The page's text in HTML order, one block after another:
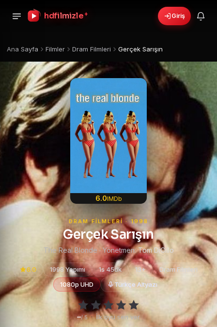
hdfilmizle + Giriş
Ana Sayfa Filmler Dram Filmleri Gerçek Sarışın
6.0IMDb
DRAM FILMLERI · 1998
Gerçek Sarışın
The Real Blonde · Yönetmen:Tom DiCillo
6.0 1998 Yapımı 1s 45dk 13+
Dram Filmleri
1080p UHD
Türkçe Altyazı
–/ 5 · İlk oyu sen ver